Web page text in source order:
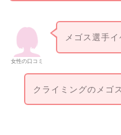
女性の口コミ
メゴス選手
クライミングのメゴ